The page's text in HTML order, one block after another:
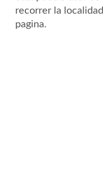
recorrer la
pagina.